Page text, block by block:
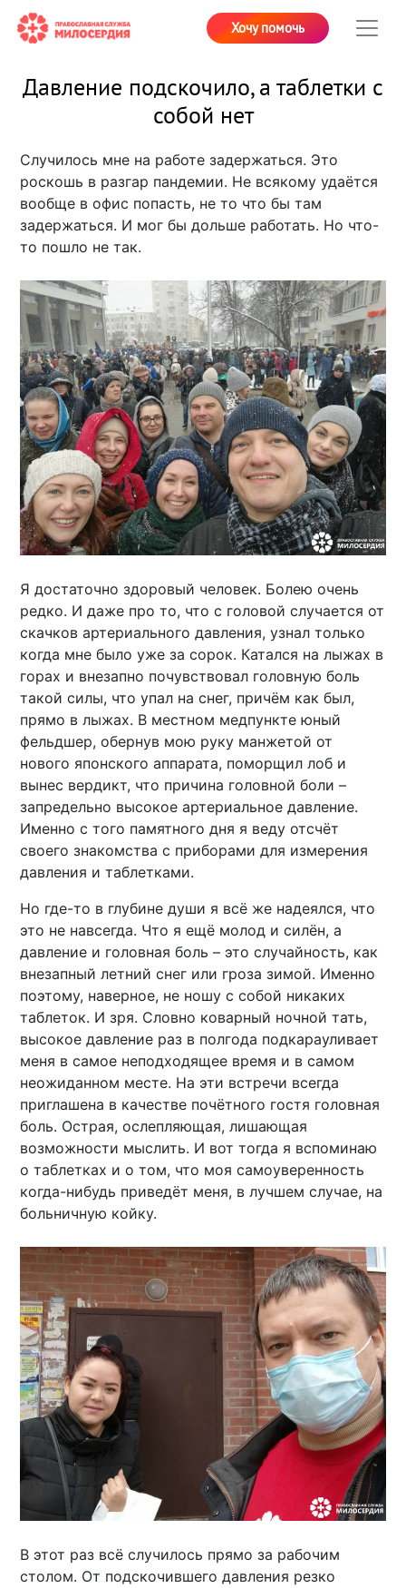
Хочу помочь
Давление подскочило, а таблетки с
собой нет
Случилось мне на работе задержаться. Это
роскошь в разгар пандемии. Не всякому удаётся
вообще в офис попасть, не то что бы там
задержаться. И мог бы дольше работать. Но что-
то пошло не так.
Я достаточно здоровый человек. Болею очень
редко. И даже про то, что с головой случается от
скачков артериального давления, узнал только
когда мне было уже за сорок. Катался на лыжах в
горах и внезапно почувствовал головную боль
такой силы, что упал на снег, причём как был,
прямо в лыжах. В местном медпункте юный
фельдшер, обернув мою руку манжетой от
нового японского аппарата, поморщил лоб и
вынес вердикт, что причина головной боли –
запредельно высокое артериальное давление.
Именно с того памятного дня я веду отсчёт
своего знакомства с приборами для измерения
давления и таблетками.
Но где-то в глубине души я всё же надеялся, что
это не навсегда. Что я ещё молод и силён, а
давление и головная боль – это случайность, как
внезапный летний снег или гроза зимой. Именно
поэтому, наверное, не ношу с собой никаких
таблеток. И зря. Словно коварный ночной тать,
высокое давление раз в полгода подкарауливает
меня в самое неподходящее время и в самом
неожиданном месте. На эти встречи всегда
приглашена в качестве почётного гостя головная
боль. Острая, ослепляющая, лишающая
возможности мыслить. И вот тогда я вспоминаю
о таблетках и о том, что моя самоуверенность
когда-нибудь приведёт меня, в лучшем случае, на
больничную койку.
В этот раз всё случилось прямо за рабочим
столом. От подскочившего давления резко